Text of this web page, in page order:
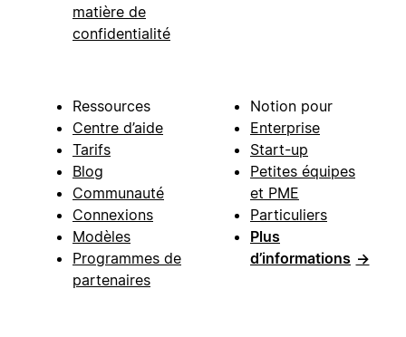
matière de
confidentialité
Ressources
Centre d’aide
Tarifs
Blog
Communauté
Connexions
Modèles
Programmes de
partenaires
Notion pour
Enterprise
Start-up
Petites équipes
et PME
Particuliers
Plus
d’informations →